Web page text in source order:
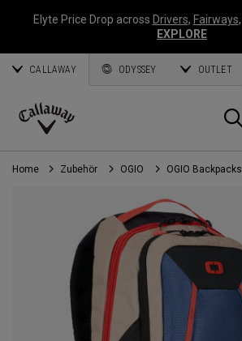
Elyte Price Drop across Drivers, Fairways,
EXPLORE
CALLAWAY ODYSSEY OUTLET
Callaway
Golf
Home Zubehör OGIO OGIO Backpacks